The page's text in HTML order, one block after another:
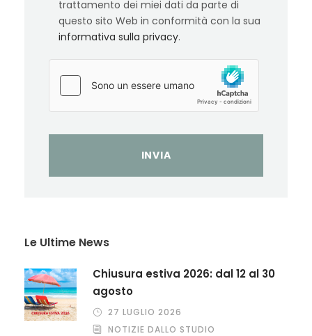
trattamento dei miei dati da parte di
questo sito Web in conformità con la sua
informativa sulla privacy.
Le Ultime News
Chiusura estiva 2026: dal 12 al 30
agosto
27 LUGLIO 2026
NOTIZIE DALLO STUDIO